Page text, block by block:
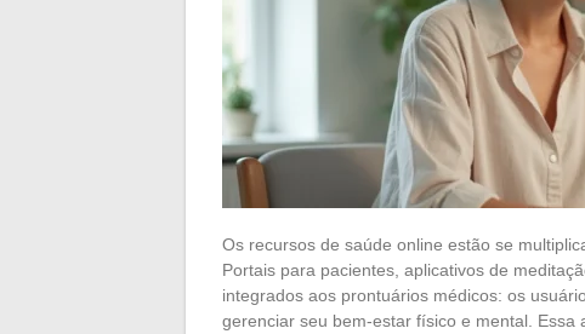
Os recursos de saúde online estão se
Portais para pacientes, aplicativos de
integrados aos prontuários médicos: os
gerenciar seu bem-estar físico e mental.